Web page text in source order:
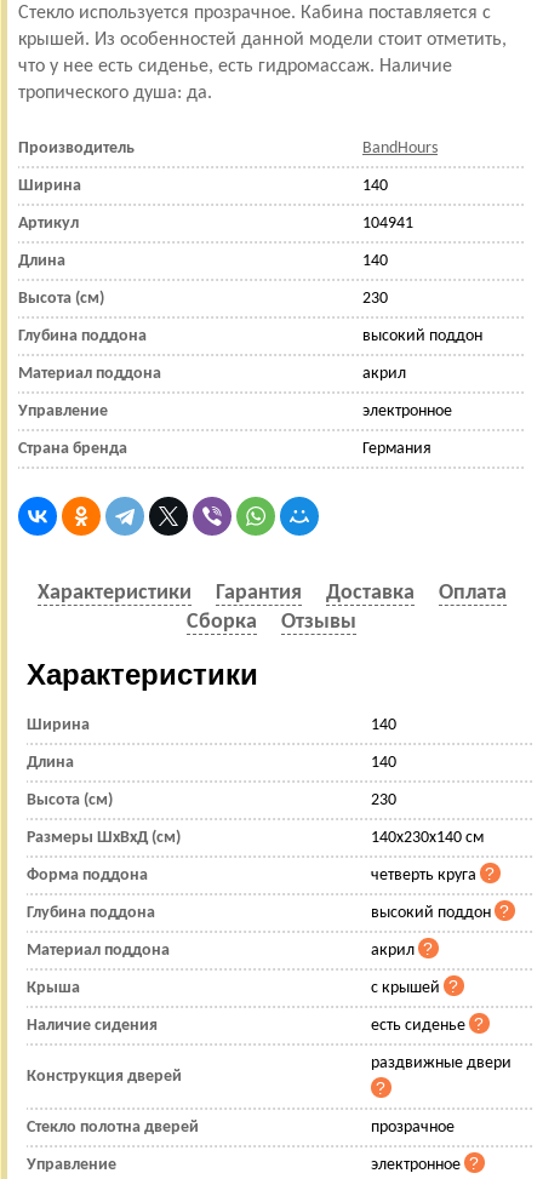
Стекло используется прозрачное. Кабина поставляется с
крышей. Из особенностей данной модели стоит отметить,
что у нее есть сиденье, есть гидромассаж. Наличие
тропического душа: да.
Производитель BandHours
Ширина 140
Артикул 104941
Длина 140
Высота (см) 230
Глубина поддона высокий поддон
Материал поддона акрил
Управление электронное
Страна бренда Германия
Характеристики Гарантия Доставка
Оплата
Сборка
Отзывы
Характеристики
Ширина 140
Длина 140
Высота (см) 230
Размеры ШхВхД (см) 140x230x140 см
Форма поддона четверть круга
Глубина поддона высокий поддон
Материал поддона акрил
Крыша с крышей
Наличие сидения есть сиденье
Конструкция дверей
раздвижные двери
Стекло полотна дверей прозрачное
Управление электронное